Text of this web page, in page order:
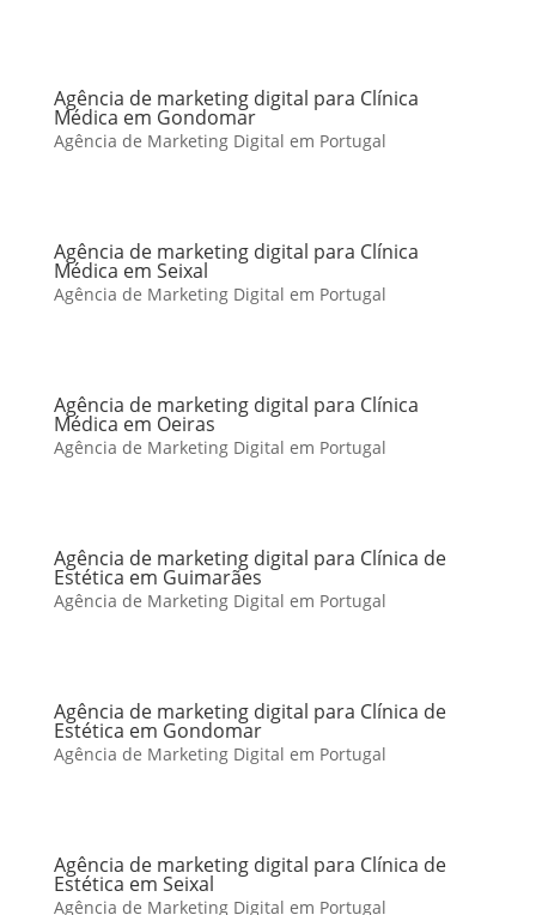
Agência de marketing digital para Clínica
Médica em Gondomar
Agência de Marketing Digital em Portugal
Agência de marketing digital para Clínica
Médica em Seixal
Agência de Marketing Digital em Portugal
Agência de marketing digital para Clínica
Médica em Oeiras
Agência de Marketing Digital em Portugal
Agência de marketing digital para Clínica de
Estética em Guimarães
Agência de Marketing Digital em Portugal
Agência de marketing digital para Clínica de
Estética em Gondomar
Agência de Marketing Digital em Portugal
Agência de marketing digital para Clínica de
Estética em Seixal
Agência de Marketing Digital em Portugal